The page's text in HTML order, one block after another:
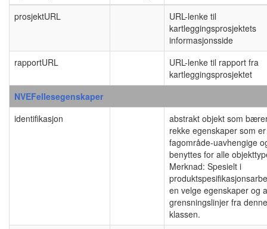
prosjektURL
URL-lenke til
kartleggingsprosjektets
informasjonsside
rapportURL
URL-lenke til rapport fra
kartleggingsprosjektet
NVEFellesegenskaper
identifikasjon
abstrakt objekt som
rekke egenskaper som er
fagområde-uavhengige
benyttes for alle
Merknad: Spesielt i
en velge egenskaper og
grensningslinjer fra denne
klassen.